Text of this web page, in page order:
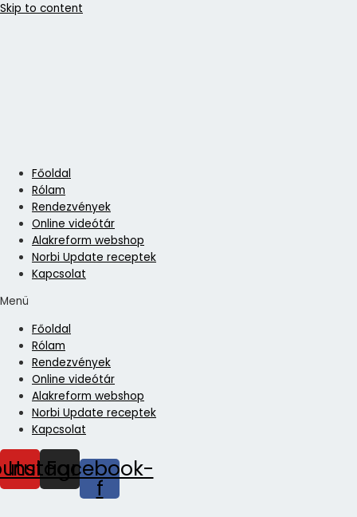
Skip to content
Főoldal
Rólam
Rendezvények
Online videótár
Alakreform webshop
Norbi Update receptek
Kapcsolat
Menü
Főoldal
Rólam
Rendezvények
Online videótár
Alakreform webshop
Norbi Update receptek
Kapcsolat
Instagram
Facebook-
f